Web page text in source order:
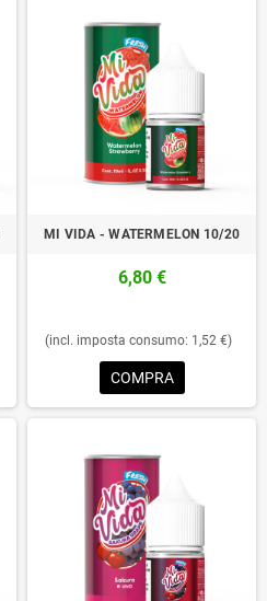
MI VIDA - WATERMELON 10/20
6,80 €
(incl. imposta consumo: 1,52 €)
COMPRA